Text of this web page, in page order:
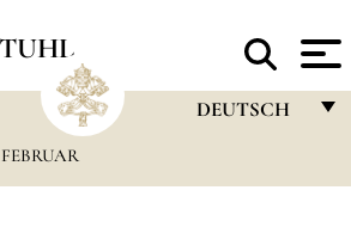
DEUTSCH
FEBRUAR